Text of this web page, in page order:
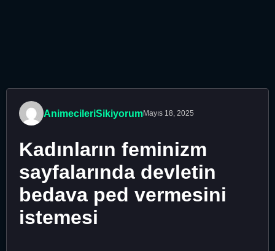
AnimecileriSikiyorumMayıs 18, 2025
Kadınların feminizm
sayfalarında devletin
bedava ped vermesini
istemesi